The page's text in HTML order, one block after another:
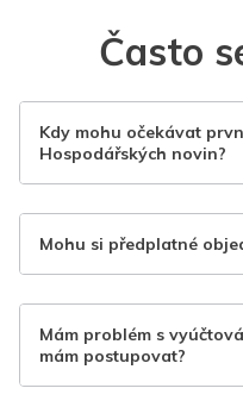
Často
Kdy mohu očekávat
Hospodářských novin?
Mohu si předplatné
Mám problém s
mám postupovat?